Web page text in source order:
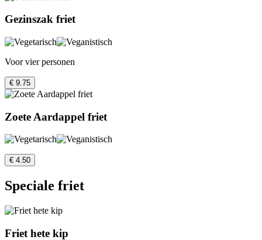
Gezinszak friet
Voor vier personen
€ 9.75
Zoete Aardappel friet
€ 4.50
Speciale friet
Friet hete kip